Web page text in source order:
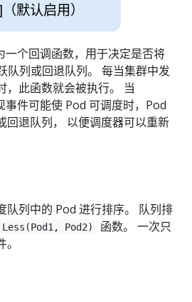
（默认启用）
个回调函数，用于决定是否将
队列或回退队列。 每当集群中发
，此函数就会被执行。 当
件可能使 Pod 可调度时，Pod
回退队列， 以便调度器可以重新
队列中的 Pod 进行排序。 队列排
Less(Pod1, Pod2)
函数。 一次只